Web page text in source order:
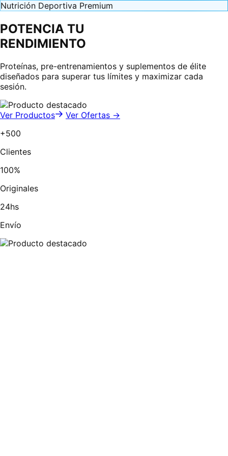
Nutrición Deportiva Premium
POTENCIA TU
RENDIMIENTO
Proteínas, pre-entrenamientos y suplementos de élite
diseñados para superar tus límites y maximizar cada
sesión.
Ver Productos
Ver Ofertas →
+500
Clientes
100%
Originales
24hs
Envío